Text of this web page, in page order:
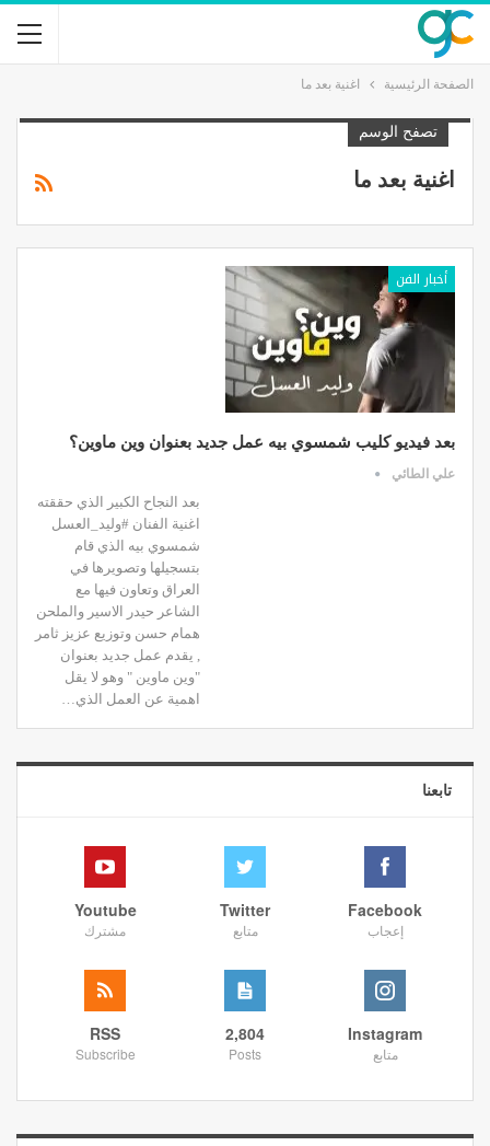
الصفحة الرئيسية اغنية بعد ما
تصفح الوسم
اغنية بعد ما
أخبار الفن
بعد فيديو كليب شمسوي بيه عمل جديد بعنوان وين ماوين؟
علي الطائي
بعد النجاح الكبير الذي حققته
اغنية الفنان #وليد_العسل
شمسوي بيه الذي قام
بتسجيلها وتصويرها في
العراق وتعاون فيها مع
الشاعر حيدر الاسير والملحن
همام حسن وتوزيع عزيز ثامر
, يقدم عمل جديد بعنوان
"وين ماوين " وهو لا يقل
اهمية عن العمل الذي…
تابعنا
Facebook
إعجاب
Twitter
متابع
Youtube
مشترك
Instagram
متابع
2,804
Posts
RSS
Subscribe